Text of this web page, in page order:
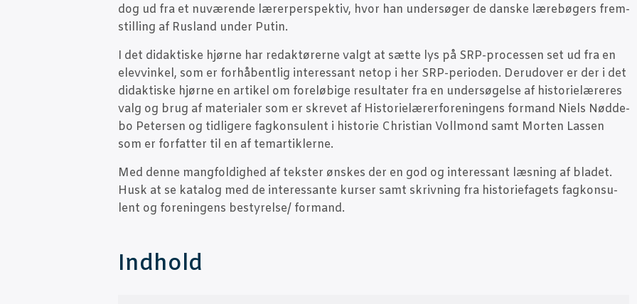
dog ud fra et nuvæ­ren­de lærer­per­spek­tiv, hvor han under­sø­ger de dan­ske lærebø­gers frem­
stil­ling af Rusland under Putin.
I det didak­ti­ske hjør­ne har redak­tø­rer­ne valgt at sæt­te lys på SRP-pro­ces­sen set ud fra en
elevvin­kel, som er for­hå­bent­lig inter­es­sant net­op i her SRP-peri­o­den. Der­u­d­over er der i det
didak­ti­ske hjør­ne en arti­kel om fore­lø­bi­ge resul­ta­ter fra en under­sø­gel­se af histo­ri­e­læ­re­res
valg og brug af mate­ri­a­ler som er skre­vet af Histo­ri­e­læ­rer­for­e­nin­gens for­mand Niels Nød­de­
bo Peter­sen og tid­li­ge­re fag­kon­su­lent i histo­rie Chri­sti­an Vol­l­mond samt Mor­ten Las­sen
som er for­fat­ter til en af temartiklerne.
Med den­ne mang­fol­dig­hed af tek­ster ønskes der en god og inter­es­sant læs­ning af bla­det.
Husk at se kata­log med de inter­es­san­te kur­ser samt skriv­ning fra histo­ri­e­fa­gets fag­kon­su­
lent og for­e­nin­gens bestyrelse/ formand.
Ind­hold